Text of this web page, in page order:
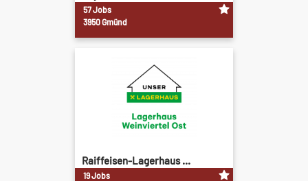
57 Jobs
3950 Gmünd
Raiffeisen-Lagerhaus ...
19 Jobs